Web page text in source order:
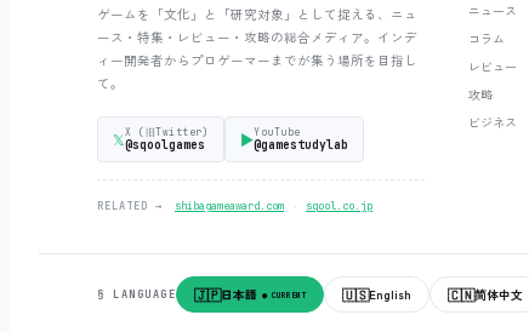
ゲームを「文化」と「研究対象」として捉える、ニュ
ース・特集・レビュー・攻略の総合メディア。インデ
ィー開発者からプロゲーマーまでが集う場所を目指し
て。
𝕏X (旧Twitter)
@sqoolgames ▶YouTube
@gamestudylab
RELATED → shibagameaward.com ‧ sqool.co.jp
ニュース
コラム
レビュー
攻略
ビジネス
§ LANGUAGE 🇯🇵日本語 ● CURRENT 🇺🇸English 🇨🇳简体中文